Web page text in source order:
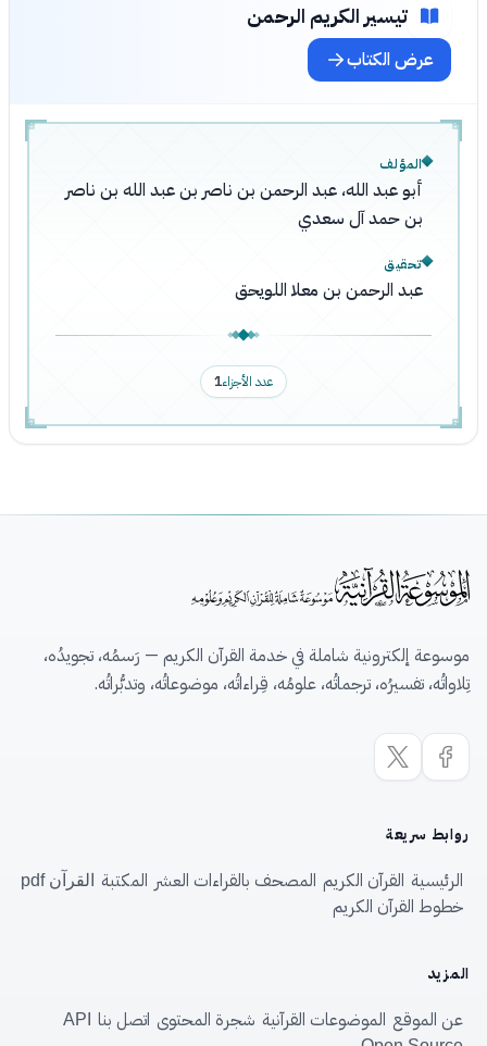
تيسير الكريم الرحمن
عرض الكتاب
المؤلف
أبو عبد الله، عبد الرحمن بن ناصر بن عبد الله بن ناصر
بن حمد آل سعدي
تحقيق
عبد الرحمن بن معلا اللويحق
عدد الأجزاء1
موسوعة إلكترونية شاملة في خدمة القرآن الكريم — رَسمُه، تجويدُه،
تِلاواتُه، تفسيرُه، ترجماتُه، علومُه، قِراءاتُه، موضوعاتُه، وتدبُّراتُه.
روابط سريعة
الرئيسية القرآن الكريم المصحف بالقراءات العشر المكتبة القرآن pdf
خطوط القرآن الكريم
المزيد
عن الموقع الموضوعات القرآنية شجرة المحتوى اتصل بنا
API